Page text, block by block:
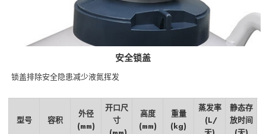
安全锁盖
锁盖排除安全隐患减少液氮挥发
型号 容积
外径
(mm)
开口尺
寸
高度
(mm)
重量
(kg)
蒸发率
(L/
静态存
放时间